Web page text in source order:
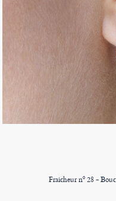
Fraicheur nº 28 -